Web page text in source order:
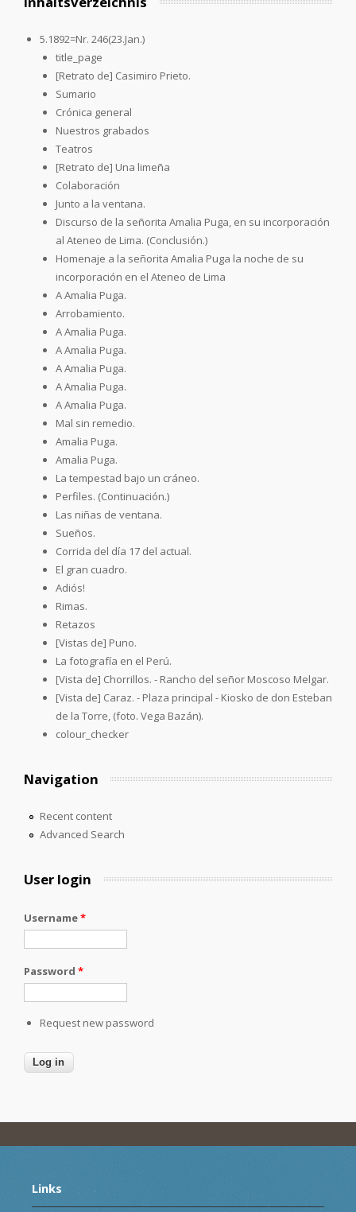
5.1892=Nr. 246(23.Jan.)
title_page
[Retrato de] Casimiro Prieto.
Sumario
Crónica general
Nuestros grabados
Teatros
[Retrato de] Una limeña
Colaboración
Junto a la ventana.
Discurso de la señorita Amalia Puga, en su incorporación
al Ateneo de Lima. (Conclusión.)
Homenaje a la señorita Amalia Puga la noche de su
incorporación en el Ateneo de Lima
A Amalia Puga.
Arrobamiento.
A Amalia Puga.
A Amalia Puga.
A Amalia Puga.
A Amalia Puga.
A Amalia Puga.
Mal sin remedio.
Amalia Puga.
Amalia Puga.
La tempestad bajo un cráneo.
Perfiles. (Continuación.)
Las niñas de ventana.
Sueños.
Corrida del día 17 del actual.
El gran cuadro.
Adiós!
Rimas.
Retazos
[Vistas de] Puno.
La fotografía en el Perú.
[Vista de] Chorrillos. - Rancho del señor Moscoso Melgar.
[Vista de] Caraz. - Plaza principal - Kiosko de don Esteban
de la Torre, (foto. Vega Bazán).
colour_checker
Navigation
Recent content
Advanced Search
User login
Username*
Password *
Request new password
Links